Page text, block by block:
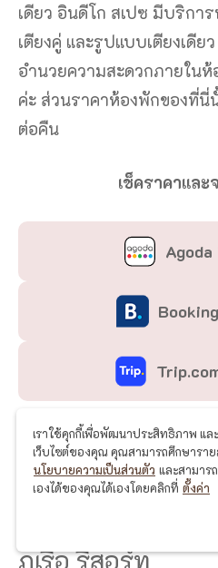
เดียว อินดีโก สเปซ มีบริกา
เตียงคู่ และรูปแบบเตียงเดี
อำนวยความสะดวกภายใน
ค่ะ ส่วนราคาห้องพักของที่นี่
ต่อคืน
เช็คราคาแล
https://
9?g_st=ic
เช็คราคาและจองที่พักไ
ภูเรือ รีสอร์ท
เราใช้คุกกี้เพื่อพัฒนาประสิทธิภาพ แ
เว็บไซต์ของคุณ คุณสามารถศึกษาราย
นโยบายความเป็นส่วนตัว และสามาร
เองได้ของคุณได้เองโดยคลิกที่ ตั้งค่า